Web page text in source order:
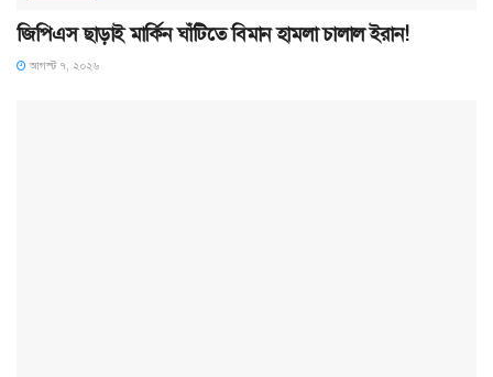
জিপিএস ছাড়াই মার্কিন ঘাঁটিতে বিমান হামলা চালাল ইরান!
আগস্ট ৭, ২০২৬